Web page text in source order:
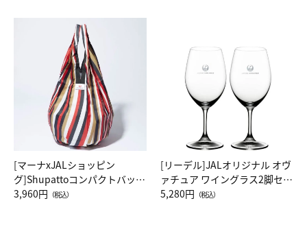
[マーナxJALショッピン
グ]Shupattoコンパクトバッグ
Drop JAL客室乗務員（LC）ス
3,960円 （税込）
[リーデル]JALオリジナル オヴ
ァチュア ワイングラス2脚セッ
ト（レッドワイン）
5,280円 （税込）